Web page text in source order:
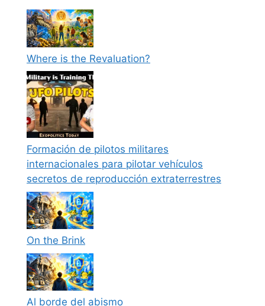
Where is the Revaluation?
Formación de pilotos militares
internacionales para pilotar vehículos
secretos de reproducción extraterrestres
On the Brink
Al borde del abismo